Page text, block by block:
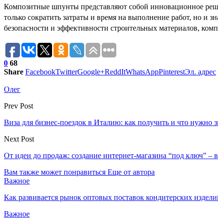
Композитные шпунты представляют собой инновационное
только сократить затраты и время на выполнение работ, но и
безопасности и эффективности строительных материалов,
0 68
Share FacebookTwitterGoogle+ReddItWhatsAppPinterestЭл. адрес
Олег
Prev Post
Виза для бизнес-поездок в Италию: как получить и что нужно
Next Post
От идеи до продаж: создание интернет-магазина “под ключ”
Вам также может понравиться Еще от автора
Важное
Как развивается рынок оптовых поставок кондитерских
Важное